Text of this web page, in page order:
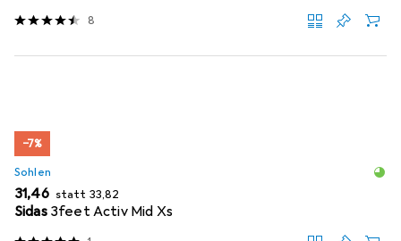
8
−7%
Sohlen
EUR
31,46 statt EUR
33,82
Sidas 3feet Activ Mid Xs